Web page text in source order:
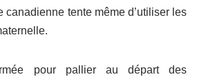
canadienne tente même d’utiliser les
pour pallier au départ des